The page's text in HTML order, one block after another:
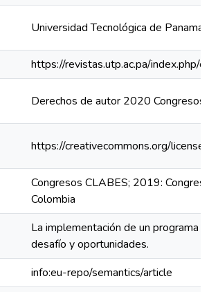
Universidad Tecnológica de Panamá
https://revistas.utp.ac.pa/
Derechos de autor 2020 Congresos
https://creativecommons.org/
Congresos CLABES; 2019:
Colombia
La implementación de un programa
desafío y oportunidades.
info:eu-repo/semantics/article